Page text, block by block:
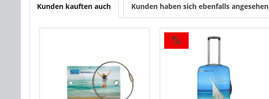
Kunden kauften auch Kunden haben sich ebenfalls angesehen